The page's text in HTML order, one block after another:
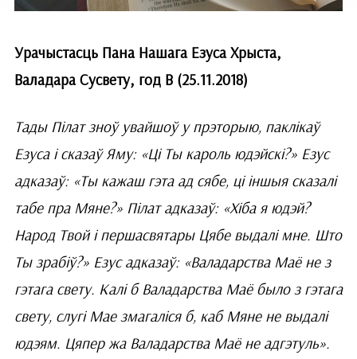
Урачыстасць Пана Нашага Езуса Хрыста,
Валадара Сусвету, год В (25.11.2018)
Тады Пілат зноў увайшоў у прэторыю, паклікаў
Езуса і сказаў Яму: «Ці Ты кароль юдэйскі?» Езус
адказаў: «Ты кажаш гэта ад сябе, ці іншыя сказалі
табе пра Мяне?» Пілат адказаў: «Хіба я юдэй?
Народ Твой і першасвятары Цябе выдалі мне. Што
Ты зрабіў?» Езус адказаў: «Валадарства Маё не з
гэтага свету. Калі б Валадарства Маё было з гэтага
свету, слугі Мае змагаліся б, каб Мяне не выдалі
юдэям. Цяпер жа Валадарства Маё не адгэтуль».